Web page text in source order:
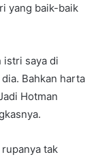
yang baik-baik
istri saya di
Bahkan harta
Hotman
tak